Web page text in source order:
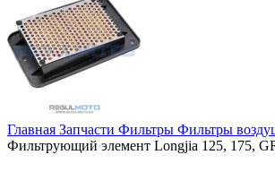
Главная Запчасти Фильтры Фильтры
Фильтрующий элемент Longjia 125, 175,